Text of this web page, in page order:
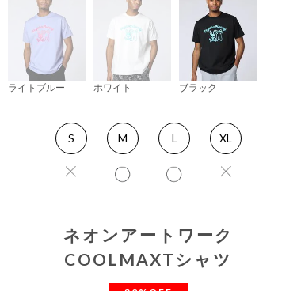
ライトブルー ホワイト ブラック
S M L XL
ネオンアートワーク
COOLMAXTシャツ